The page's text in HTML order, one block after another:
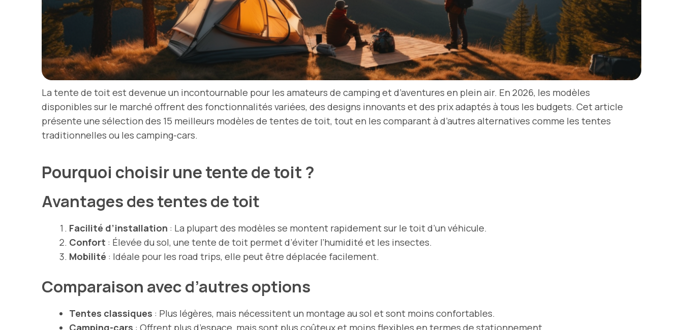
La tente de toit est devenue un incontournable pour les amateurs de camping et d’aventures en plein air. En 2026, les modèles
disponibles sur le marché offrent des fonctionnalités variées, des designs innovants et des prix adaptés à tous les budgets. Cet article
présente une sélection des 15 meilleurs modèles de tentes de toit, tout en les comparant à d’autres alternatives comme les tentes
traditionnelles ou les camping-cars.
Pourquoi choisir une tente de toit ?
Avantages des tentes de toit
Facilité d’installation : La plupart des modèles se montent rapidement sur le toit d’un véhicule.
Confort : Élevée du sol, une tente de toit permet d’éviter l’humidité et les insectes.
Mobilité : Idéale pour les road trips, elle peut être déplacée facilement.
Comparaison avec d’autres options
Tentes classiques : Plus légères, mais nécessitent un montage au sol et sont moins confortables.
Camping-cars : Offrent plus d’espace, mais sont plus coûteux et moins flexibles en termes de stationnement.